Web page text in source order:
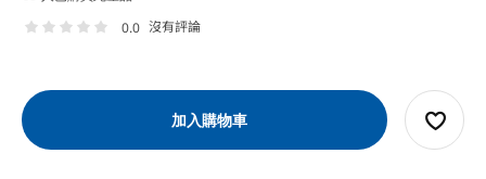
0.0 沒有評論
加入購物車